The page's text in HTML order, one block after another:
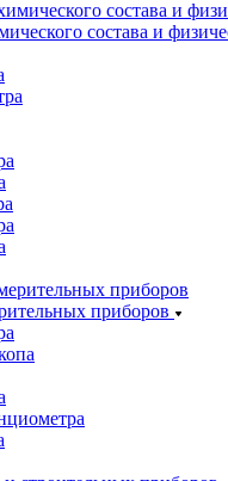
состава и
приборов